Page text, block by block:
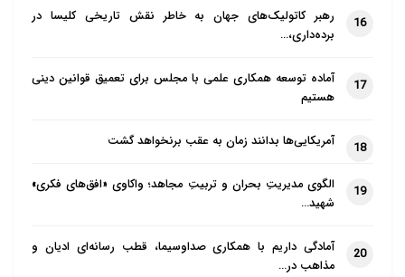
16
رهبر کاتولیک‌های جهان به خاطر نقش تاریخی کلیسا در
برده‌داری،…
17
آماده توسعه همکاری علمی با مجلس برای تعمیق قوانین دینی
هستیم
18 آمریکایی‌ها بدانند زمان به عقب برنخواهد گشت
19
الگوی مدیریتِ بحران و تربیتِ مجاهد؛ واکاوی «افق‌های فکری»
شهید…
20
آمادگی داریم با همکاری صداوسیما، قطب رسانه‌ای ادیان و
مذاهب در…